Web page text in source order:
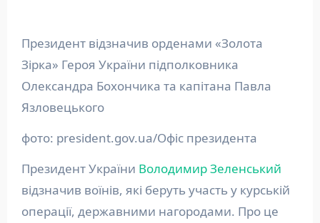
Президент відзначив орденами «Золота
Зірка» Героя України підполковника
Олександра Бохончика та капітана Павла
Язловецького
фото: president.gov.ua/Офіс президента
Президент України Володимир Зеленський
відзначив воїнів, які беруть участь у курській
операції, державними нагородами. Про це